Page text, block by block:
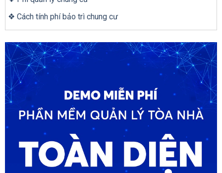
❖ Cách tính phí bảo trì chung cư